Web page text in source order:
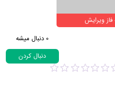
فاز ویرایش
0 دنبال میشه
دنبال کردن